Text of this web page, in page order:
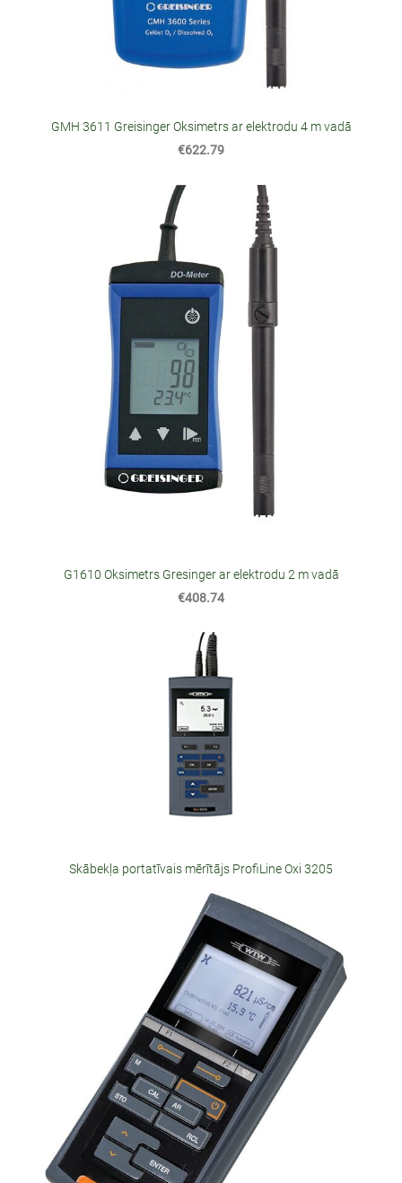
GMH 3611 Greisinger Oksimetrs ar elektrodu 4 m vadā
€622.79
G1610 Oksimetrs Gresinger ar elektrodu 2 m vadā
€408.74
Skābekļa portatīvais mērītājs ProfiLine Oxi 3205